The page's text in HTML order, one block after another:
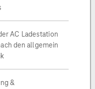
AC Ladestation
den allgemein
&